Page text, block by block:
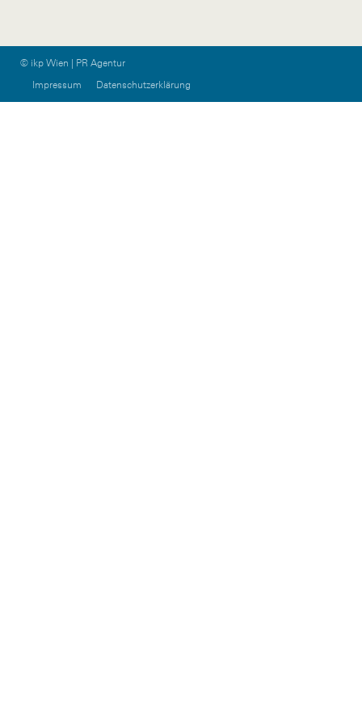
© ikp Wien | PR Agentur
Impressum
Datenschutzerklärung